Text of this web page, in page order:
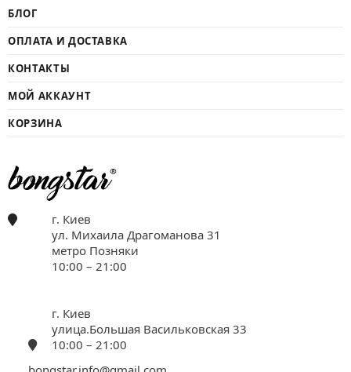
БЛОГ
ОПЛАТА И ДОСТАВКА
КОНТАКТЫ
МОЙ АККАУНТ
КОРЗИНА
г. Киев
ул. Михаила Драгоманова 31
метро Позняки
10:00 – 21:00
г. Киев
улица.Большая Васильковская 33
10:00 – 21:00